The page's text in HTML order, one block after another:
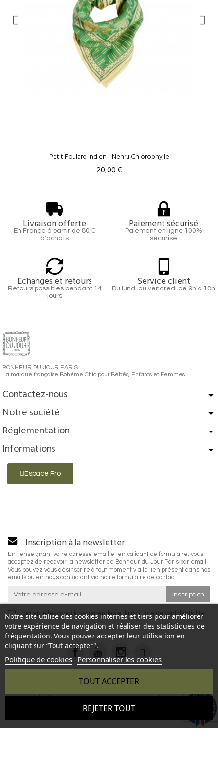
Petit Foulard Indien - Nehru Chlorophylle
20,00 €
Livraison offerte
En France à partir de 80 €
d'achats
Paiement sécurisé
Paiement en ligne 100%
sécurisé
Echanges et retours
Retours possibles pendant 14
jours
Service client
Du lundi au vendredi de 9h à 18h
BONHEUR DU JOUR PARIS
La marque française Bohème Chic pour Bébés, Enfants et Femmes
Contactez-nous
Notre société
Réglementation
Informations
Espace Pro
Notre site utilise des cookies internes et tiers pour améliorer
votre expérience de navigation et réaliser des statistiques de
fréquentation. Vous pouvez accepter leur utilisation en
cliquant sur “Tout accepter".
Politique de cookies Personnaliser les cookies
REJETER TOUT
TOUT ACCEPTER
Inscription à la newsletter
En renseignant votre adresse email et en validant ce formulaire, vous
acceptez de recevoir la newsletter de Bonheur du Jour Paris par email.
Vous pouvez vous désinscrire à tout moment via le lien présent dans nos
emails ou en nous contactant via notre formulaire de contact.
J'accepte les conditions générales et la politique de confidentialité.
- Reproduction interdite sans autorisation - Site réalisé par :